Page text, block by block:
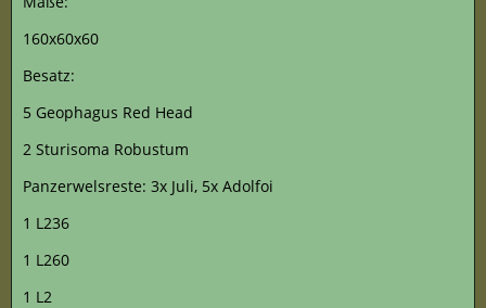
160x60x60
Besatz:
5 Geophagus Red Head
2 Sturisoma Robustum
Panzerwelsreste: 3x Juli, 5x Adolfoi
1 L236
1 L260
1 L2